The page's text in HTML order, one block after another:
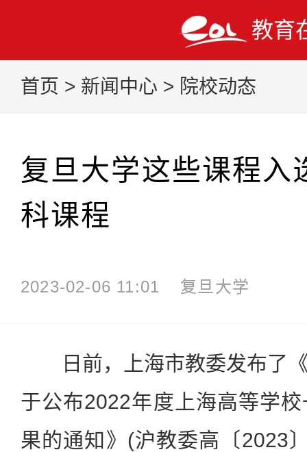
教育
首页 > 新闻中心 > 院校动态
复旦大学这些课程入
科课程
2023-02-06 11:01 复旦大学
日前，上海市教委发布了《
于公布2022年度上海高等学
果的通知》(沪教委高〔2023